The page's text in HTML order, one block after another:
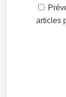
articles